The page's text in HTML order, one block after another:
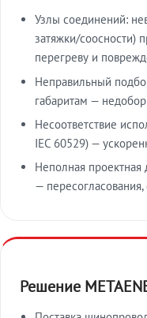
Узлы соединений:
затяжки/соосности)
перегреву и
Неправильный
габаритам —
Несоответствие
IEC 60529) —
Неполная
— пересогласования,
Решение